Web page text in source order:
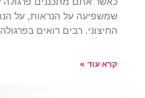
שמשפיעה על הנראות, על
החיצוני. רבים רואים
קרא עוד »